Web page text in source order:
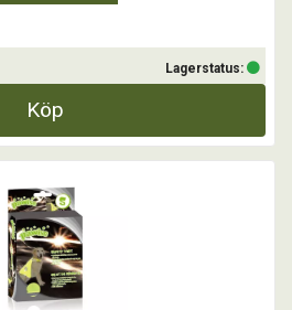
Lagerstatus:
Köp